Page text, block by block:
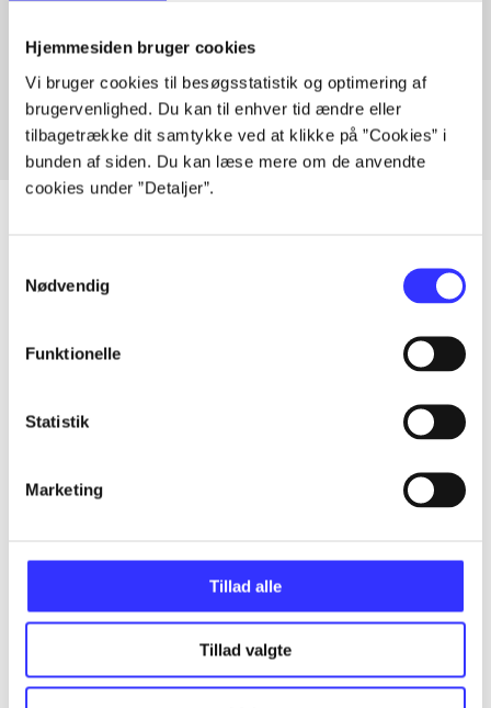
Hjemmesiden bruger cookies
Vi bruger cookies til besøgsstatistik og optimering af
brugervenlighed. Du kan til enhver tid ændre eller
tilbagetrække dit samtykke ved at klikke på ”Cookies” i
bunden af siden. Du kan læse mere om de anvendte
cookies under ”Detaljer”.
Nødvendig
Funktionelle
Statistik
Marketing
Tillad alle
Tillad valgte
Artikler med samme emner
Artikler